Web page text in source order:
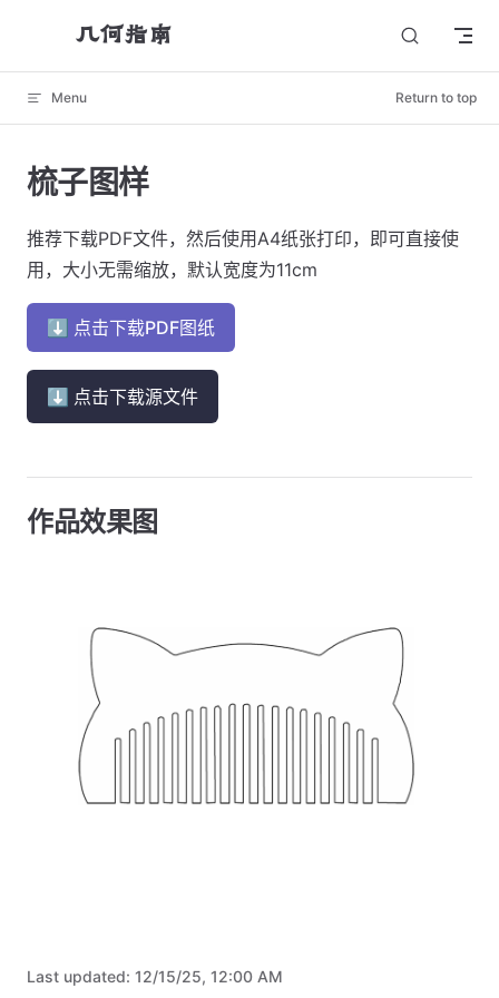
Skip to content
几何指南
Menu Return to top
梳子图样
推荐下载PDF文件，然后使用A4纸张打印，即可直接使
用，大小无需缩放，默认宽度为11cm
⬇ 点击下载PDF图纸
⬇ 点击下载源文件
作品效果图
Last updated: 12/15/25, 12:00 AM